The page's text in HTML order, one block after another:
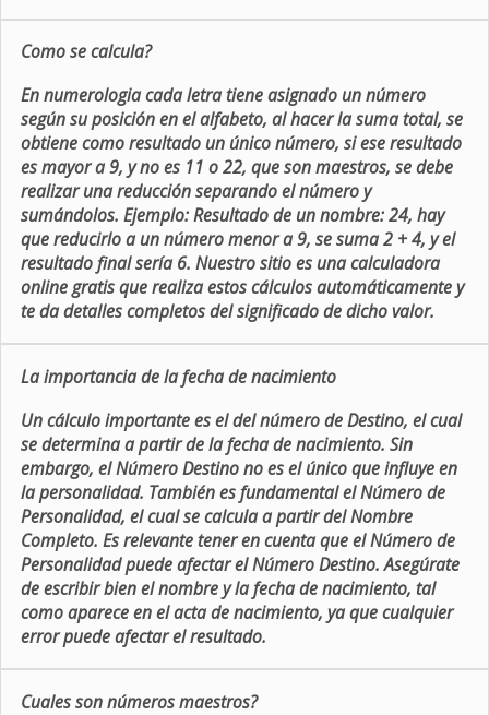
Como se calcula?
En numerologia cada letra tiene asignado un número
según su posición en el alfabeto, al hacer la suma total, se
obtiene como resultado un único número, si ese resultado
es mayor a 9, y no es 11 o 22, que son maestros, se debe
realizar una reducción separando el número y
sumándolos. Ejemplo: Resultado de un nombre: 24, hay
que reducirlo a un número menor a 9, se suma 2 + 4, y el
resultado final sería 6. Nuestro sitio es una calculadora
online gratis que realiza estos cálculos automáticamente y
te da detalles completos del significado de dicho valor.
La importancia de la fecha de nacimiento
Un cálculo importante es el del número de Destino, el cual
se determina a partir de la fecha de nacimiento. Sin
embargo, el Número Destino no es el único que influye en
la personalidad. También es fundamental el Número de
Personalidad, el cual se calcula a partir del Nombre
Completo. Es relevante tener en cuenta que el Número de
Personalidad puede afectar el Número Destino. Asegúrate
de escribir bien el nombre y la fecha de nacimiento, tal
como aparece en el acta de nacimiento, ya que cualquier
error puede afectar el resultado.
Cuales son números maestros?